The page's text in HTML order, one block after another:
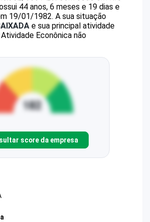
44 anos, 6 meses e 19 dias e
19/01/1982. A sua situação
e sua principal atividade
Econônica não
score da empresa